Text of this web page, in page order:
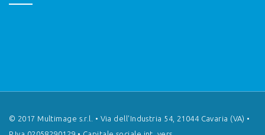
© 2017 Multimage s.r.l. • Via dell'Industria 54, 21044 Cavaria (VA) •